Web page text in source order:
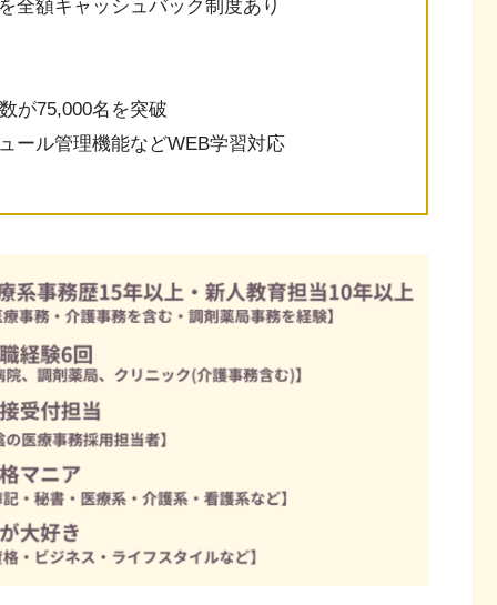
全額キャッシュバック制度あり
が75,000名を突破
ール管理機能などWEB学習対応